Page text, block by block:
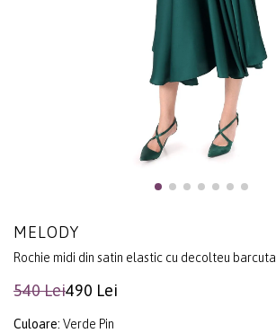
MELODY
Rochie midi din satin elastic cu decolteu barcuta
540 Lei490 Lei
Culoare: Verde Pin